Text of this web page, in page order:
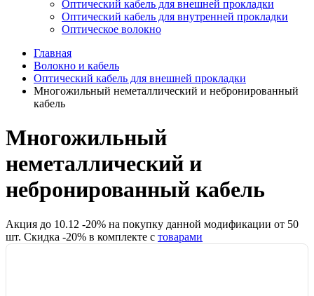
Оптический кабель для внешней прокладки
Оптический кабель для внутренней прокладки
Оптическое волокно
Главная
Волокно и кабель
Оптический кабель для внешней прокладки
Многожильный неметаллический и небронированный
кабель
Многожильный
неметаллический и
небронированный кабель
Акция до 10.12 -20% на покупку данной модификации от 50
шт. Скидка -20% в комплекте с товарами